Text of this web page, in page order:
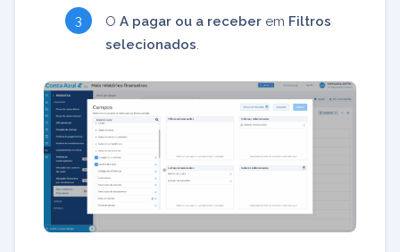
O A pagar ou a receber em Filtros
selecionados